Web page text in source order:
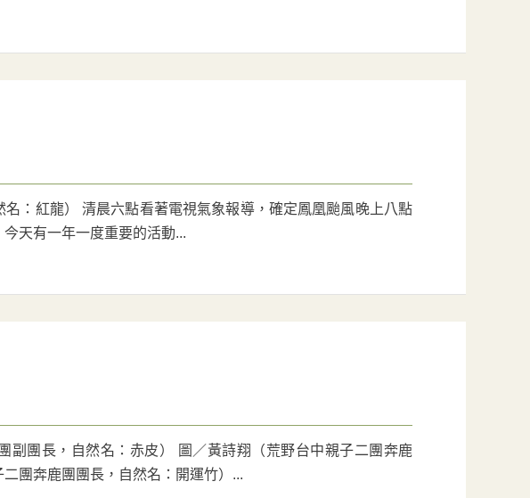
：紅龍） 清晨六點看著電視氣象報導，確定鳳凰颱風晚上八點
天有一年一度重要的活動...
副團長，自然名：赤皮） 圖／黃詩翔（荒野台中親子二團奔鹿
團奔鹿團團長，自然名：開運竹）...